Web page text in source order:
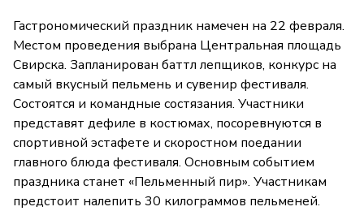
Гастрономический праздник намечен на 22 февраля.
Местом проведения выбрана Центральная площадь
Свирска. Запланирован баттл лепщиков, конкурс на
самый вкусный пельмень и сувенир фестиваля.
Состоятся и командные состязания. Участники
представят дефиле в костюмах, посоревнуются в
спортивной эстафете и скоростном поедании
главного блюда фестиваля. Основным событием
праздника станет «Пельменный пир». Участникам
предстоит налепить 30 килограммов пельменей.